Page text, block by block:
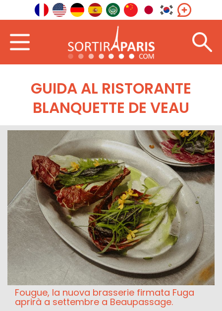
GUIDA AL RISTORANTE
BLANQUETTE DE VEAU
Fougue, la nuova brasserie firmata Fuga
aprirà a settembre a Beaupassage.